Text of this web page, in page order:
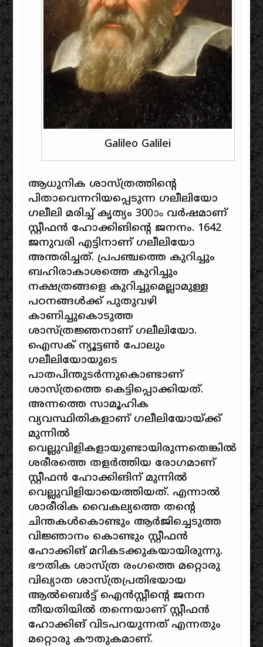
Galileo Galilei
ആധുനിക ശാസ്ത്രത്തിന്റെ
പിതാവെന്നറിയപ്പെടുന്ന ഗലീലിയോ
ഗലീലി മരിച്ച് കൃത്യം 300ാം വര്‍ഷമാണ്
സ്റ്റീഫന്‍ ഹോക്കിങിന്റെ ജനനം. 1642
ജനുവരി എട്ടിനാണ് ഗലീലിയോ
അന്തരിച്ചത്‌. പ്രപഞ്ചത്തെ കുറിച്ചും
ബഹിരാകാശത്തെ കുറിച്ചും
നക്ഷത്രങ്ങളെ കുറിച്ചുമെല്ലാമുള്ള
പഠനങ്ങള്‍ക്ക് പുതുവഴി
കാണിച്ചുകൊടുത്ത
ശാസ്ത്രജ്ഞനാണ് ഗലീലിയോ.
ഐസക് ന്യൂട്ടണ്‍ പോലും
ഗലീലിയോയുടെ
പാതപിന്തുടര്‍ന്നുകൊണ്ടാണ്
ശാസ്ത്രത്തെ കെട്ടിപ്പൊക്കിയത്.
അന്നത്തെ സാമൂഹിക
വ്യവസ്ഥിതികളാണ് ഗലീലിയോയ്ക്ക്
മുന്നില്‍
വെല്ലുവിളികളായുണ്ടായിരുന്നതെങ്കില്‍
ശരീരത്തെ തളര്‍ത്തിയ രോഗമാണ്
സ്റ്റീഫന്‍ ഹോക്കിങിന് മുന്നില്‍
വെല്ലുവിളിയായെത്തിയത്. എന്നാല്‍
ശാരീരിക വൈകല്യത്തെ തന്റെ
ചിന്തകള്‍കൊണ്ടും ആര്‍ജിച്ചെടുത്ത
വിജ്ഞാനം കൊണ്ടും സ്റ്റീഫന്‍
ഹോക്കിങ് മറികടക്കുകയായിരുന്നു.
ഭൗതിക ശാസ്ത്ര രംഗത്തെ മറ്റൊരു
വിഖ്യാത ശാസ്ത്രപ്രതിഭയായ
ആല്‍ബെര്‍ട്ട് ഐന്‍സ്റ്റീന്റെ ജനന
തീയതിയില്‍ തന്നെയാണ് സ്റ്റീഫന്‍
ഹോക്കിങ് വിടപറയുന്നത് എന്നതും
മറ്റൊരു കൗതുകമാണ്.